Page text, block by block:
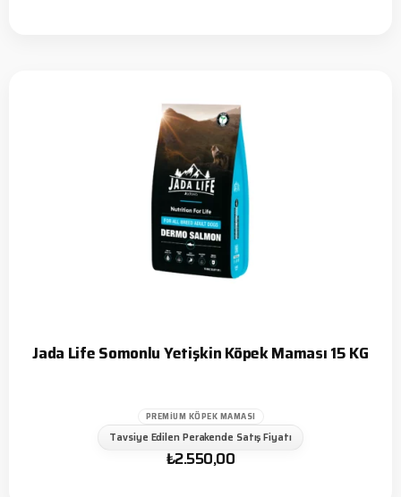
Jada Life Somonlu Yetişkin Köpek Maması 15 KG
PREMIUM KÖPEK MAMASI
Tavsiye Edilen Perakende Satış Fiyatı
₺2.550,00